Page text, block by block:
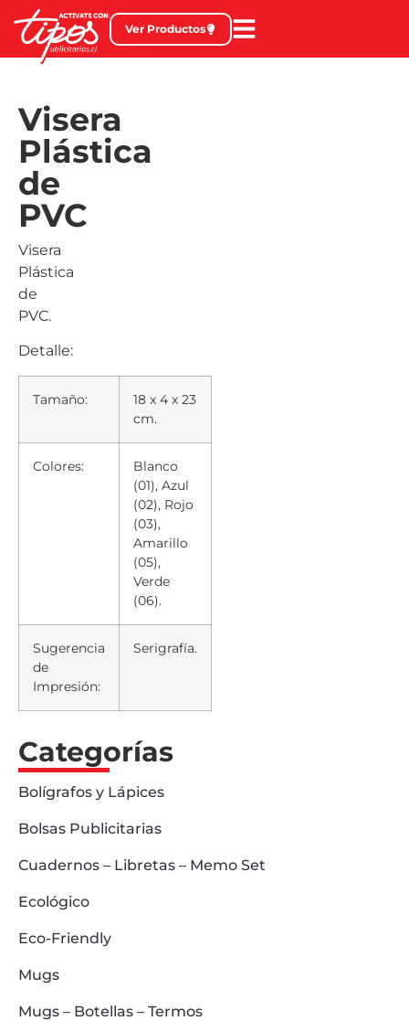
Ver Productos
Visera
Plástica
de
PVC
Visera
Plástica
de
PVC.
Detalle:
Tamaño:
18 x 4 x 23
cm.
Colores:
Blanco
(01), Azul
(02), Rojo
(03),
Amarillo
(05),
Verde
(06).
Sugerencia
de
Impresión:
Serigrafía.
Categorías
Bolígrafos y Lápices
Bolsas Publicitarias
Cuadernos – Libretas – Memo Set
Ecológico
Eco-Friendly
Mugs
Mugs – Botellas – Termos